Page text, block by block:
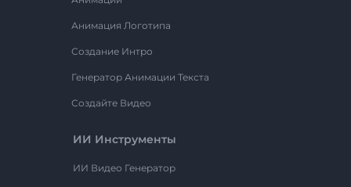
Анимация Логотипа
Создание Интро
Генератор Анимации Текста
Создайте Видео
ИИ Инструменты
ИИ Видео Генератор